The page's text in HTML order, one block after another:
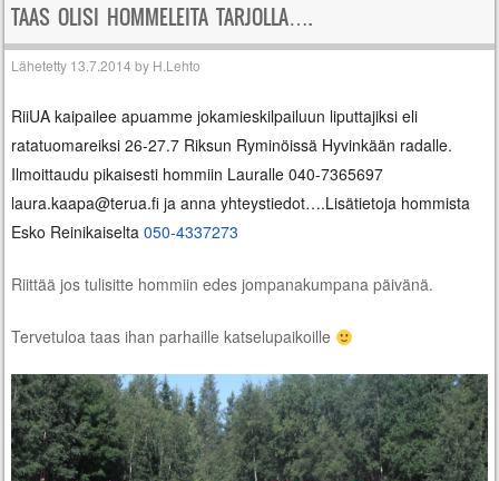
TAAS OLISI HOMMELEITA TARJOLLA….
Lähetetty 13.7.2014 by H.Lehto
RiiUA kaipailee apuamme jokamieskilpailuun liputtajiksi eli
ratatuomareiksi 26-27.7 Riksun Ryminöissä Hyvinkään radalle.
Ilmoittaudu pikaisesti hommiin Lauralle 040-7365697
laura.kaapa@terua.fi ja anna yhteystiedot….Lisätietoja hommista
Esko Reinikaiselta050-4337273
Riittää jos tulisitte hommiin edes jompanakumpana päivänä.
Tervetuloa taas ihan parhaille katselupaikoille